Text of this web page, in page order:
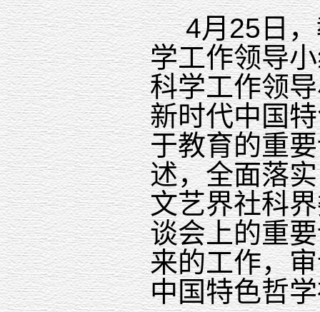
4月25日
学工作领导
科学工作领
新时代中国
于教育的重
述，全面落
文艺界社科
谈会上的重
来的工作，
中国特色哲